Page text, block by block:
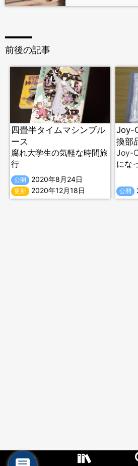
前後の記事
四畳半タイムマシンブル
ース
腐れ大学生の気軽な時間旅
行
公開 2020年8月24日
更新 2020年12月18日
Joy-
換部
Joy-
にな
公開